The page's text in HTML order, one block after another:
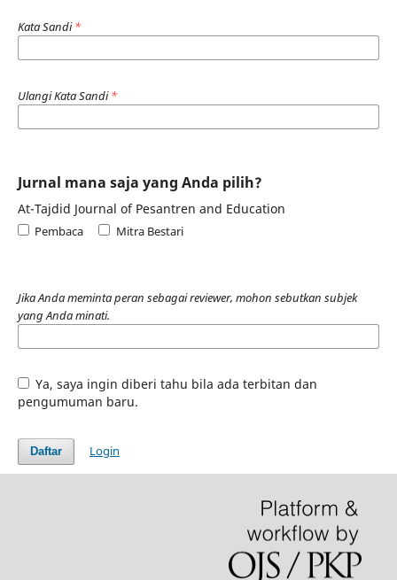
Kata Sandi*
Ulangi Kata Sandi*
Jurnal mana saja yang Anda pilih?
At-Tajdid Journal of Pesantren and Education
Pembaca Mitra Bestari
Jika Anda meminta peran sebagai reviewer, mohon sebutkan subjek
yang Anda minati.
Ya, saya ingin diberi tahu bila ada terbitan dan
pengumuman baru.
Daftar Login